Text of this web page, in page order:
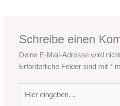
Schreibe einen
Deine E-Mail-Adresse wird
Erforderliche Felder sind mit*
eingeben…